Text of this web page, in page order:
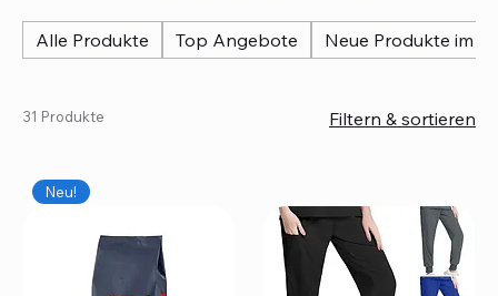
Alle Produkte Top Angebote Neue Produkte im
31 Produkte Filtern & sortieren
Neu!